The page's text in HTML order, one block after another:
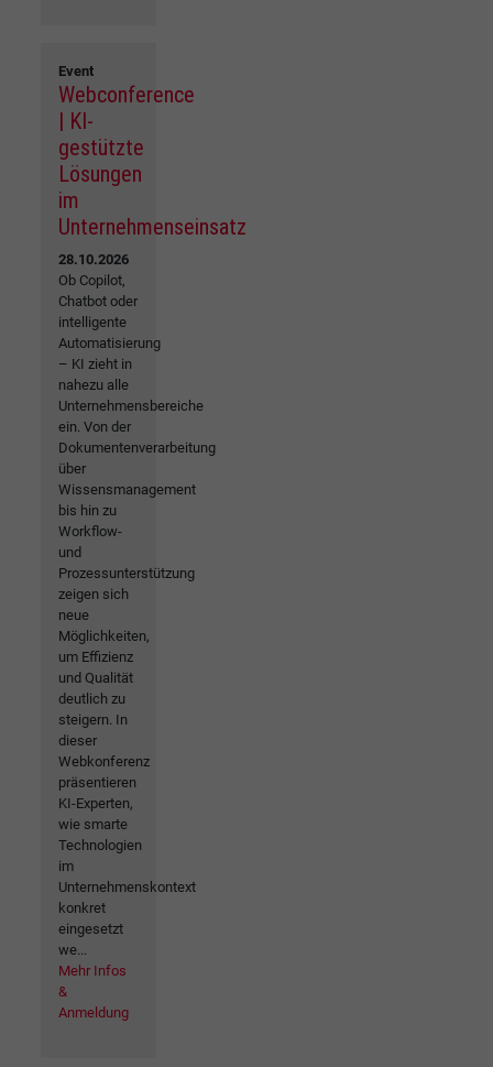
Event
Webconference
| KI-
gestützte
Lösungen
im
Unternehmenseinsatz
28.10.2026
Ob Copilot,
Chatbot oder
intelligente
Automatisierung
– KI zieht in
nahezu alle
Unternehmensbereiche
ein. Von der
Dokumentenverarbeitung
über
Wissensmanagement
bis hin zu
Workflow-
und
Prozessunterstützung
zeigen sich
neue
Möglichkeiten,
um Effizienz
und Qualität
deutlich zu
steigern. In
dieser
Webkonferenz
präsentieren
KI-Experten,
wie smarte
Technologien
im
Unternehmenskontext
konkret
eingesetzt
we...
Mehr Infos
&
Anmeldung